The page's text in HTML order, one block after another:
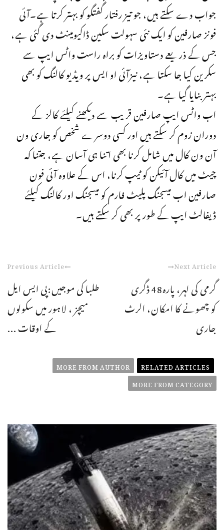
جواب دے سکتے ہیں، جو تیز رفتار گفتگو کو بہتر کرتا ہے۔آئی
فونز صارفین کو ایک نئی سہولت سکین ڈاکیومینٹ دی گئی ہے،
جس کے ذریعے دستاویزات کو براہ راست واٹس ایپ سے
سکرین کیا جا سکتا ہے، نیزآئی او ایس پر ویڈیو کالنگ کو بھی
بہتر بنایا گیا ہے۔
اب واٹس ایپ صارفین قریب سے دیکھنے کیلئے کالز کے
دوران زوم کر سکتے ہیں اور کسی دوسرے شخص کو جاری ون
آن ون کال میں شامل کرنا بھی اتنا ہی آسان ہے، جتنا کہ
چیٹ میں کال آئیکن کو ٹیپ کرنا، اس کے علاوہ آئی فون
صارفین اب میسجنگ پلیٹ فارم کو میسجنگ اور کالنگ کیلئے
ڈیفالٹ ایپ کے طور پر بھی کر سکتے ہیں۔
Previous Article
طلبا کی موجیں:پی ایس ایل
میچز ، لاہور میں سکولوں
کے اوقات ...
Next Article
گرمی کی لہر، پارہ48 ڈگری
کو چھونے کا امکان، الرٹ
جاری
RELATED ARTICLES
MORE FROM AUTHOR
MORE FROM CATEGORY